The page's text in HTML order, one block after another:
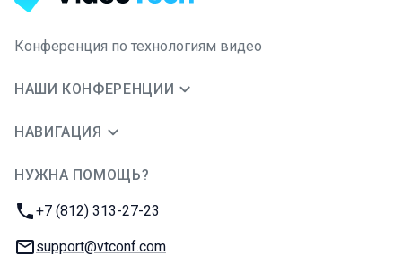
Конференция по технологиям видео
НАШИ КОНФЕРЕНЦИИ
НАВИГАЦИЯ
НУЖНА ПОМОЩЬ?
Телефон:
+7 (812) 313-27-23
E-mail:
support@vtconf.com